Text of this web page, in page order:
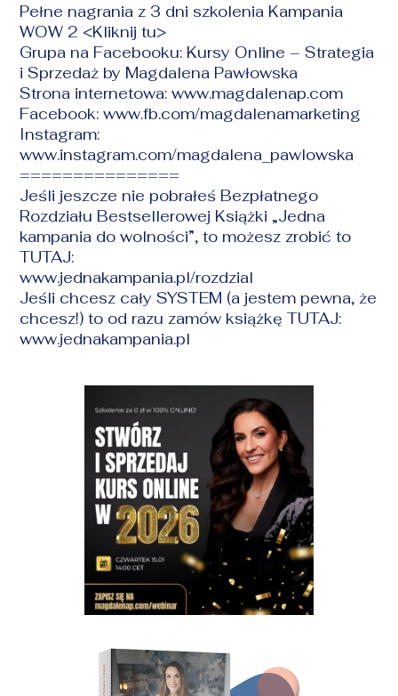
Pełne nagrania z 3 dni szkolenia Kampania
WOW 2 <Kliknij tu>
Grupa na Facebooku: Kursy Online – Strategia
i Sprzedaż by Magdalena Pawłowska
Strona internetowa:www.magdalenap.com
Facebook:www.fb.com/magdalenamarketing
Instagram:
www.instagram.com/magdalena_pawlowska
===============
Jeśli jeszcze nie pobrałeś Bezpłatnego
Rozdziału Bestsellerowej Książki „Jedna
kampania do wolności”, to możesz zrobić to
TUTAJ:
www.jednakampania.pl/rozdzial
Jeśli chcesz cały SYSTEM (a jestem pewna, że
chcesz!) to od razu zamów książkę TUTAJ:
www.jednakampania.pl